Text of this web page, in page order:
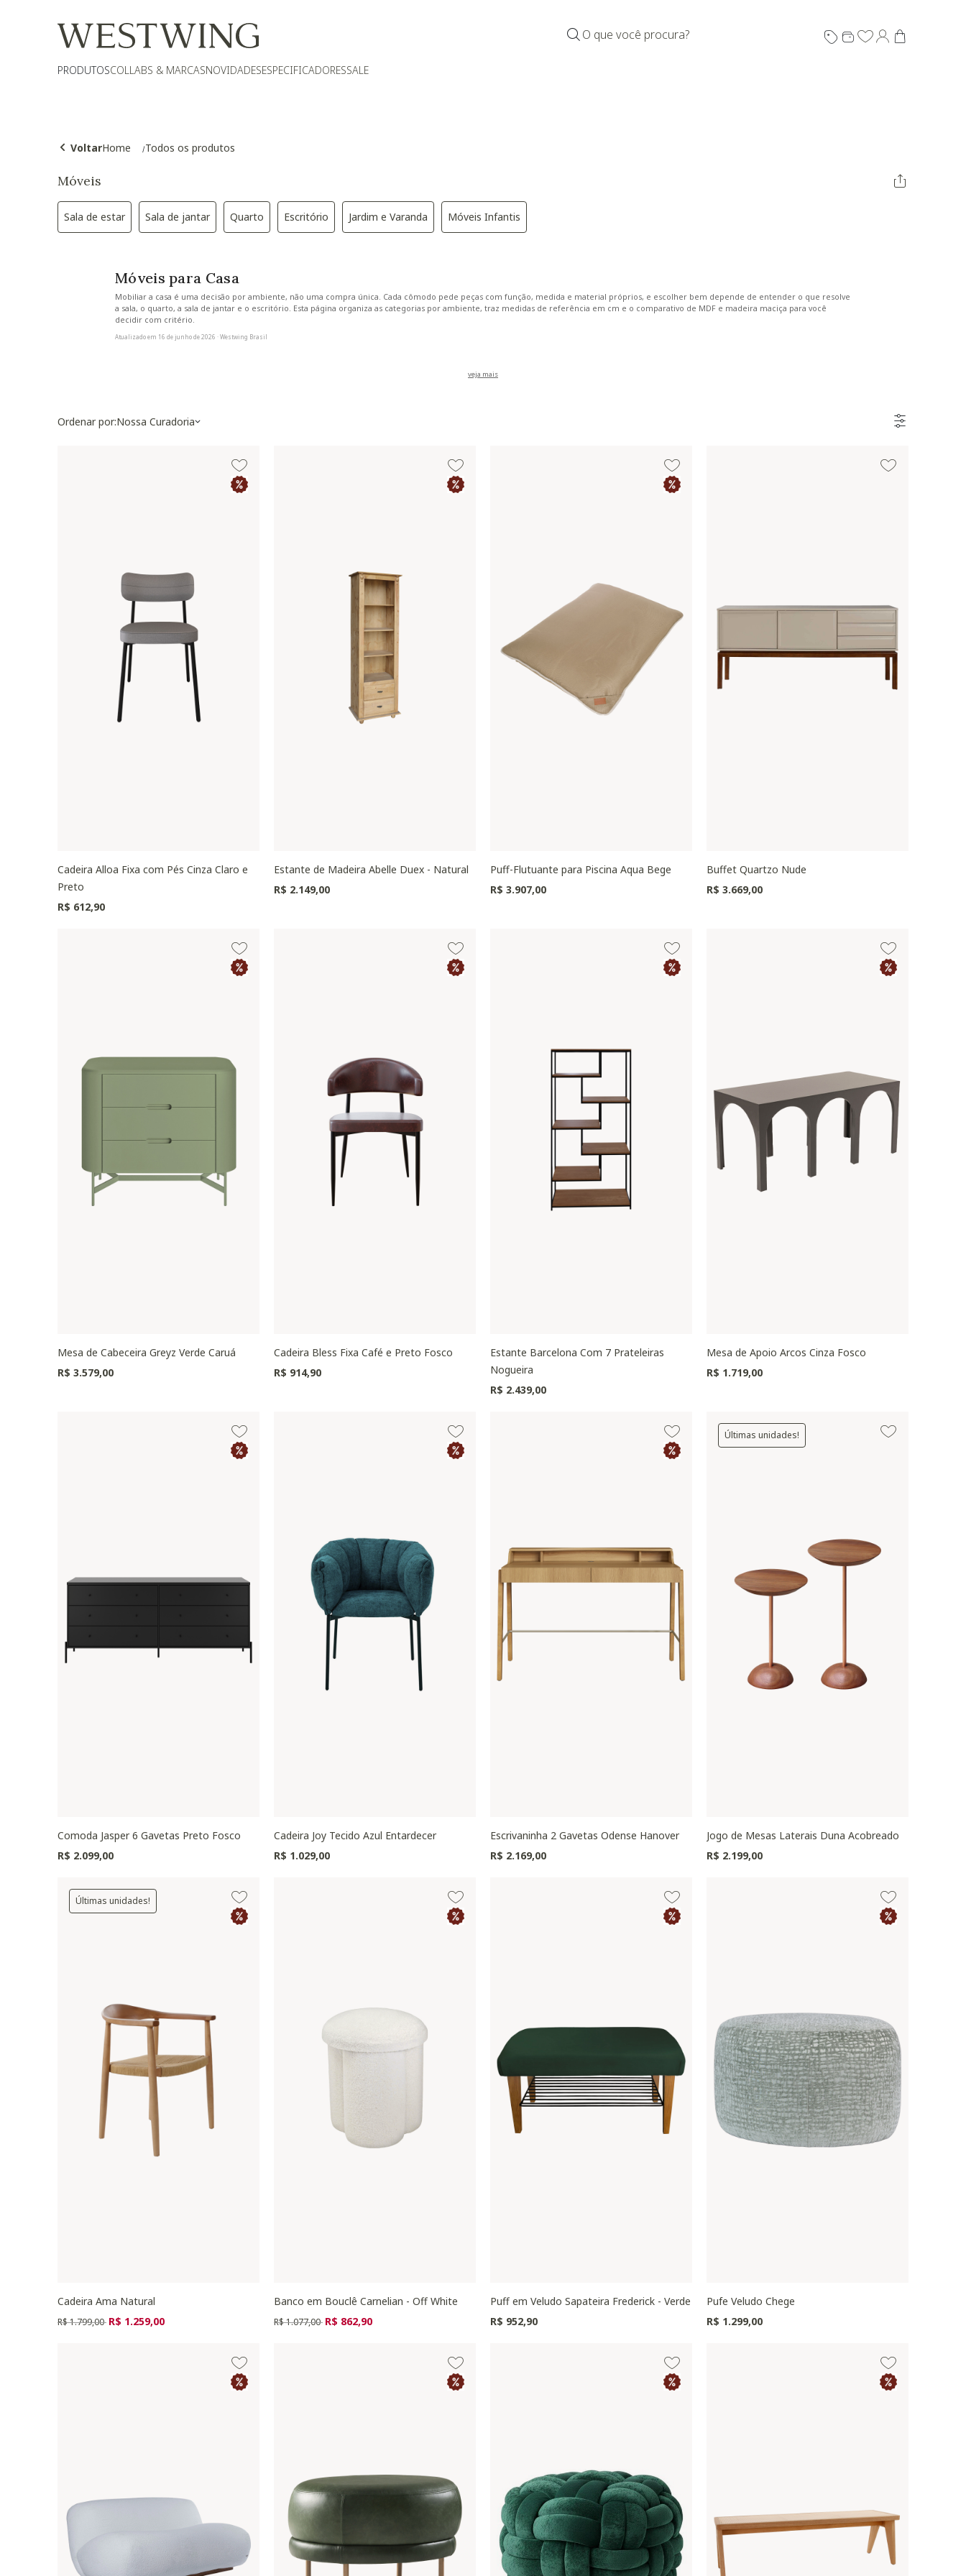
O que você procura?
PRODUTOSCOLLABS & MARCASNOVIDADESESPECIFICADORESSALE
VoltarHome Todos os produtos
Móveis
Sala de estarRefinar por Categoria: Sala de estar
Sala de jantarRefinar por Categoria: Sala de jantar
QuartoRefinar por Categoria: Quarto
EscritórioRefinar por Categoria: Escritório
Jardim e VarandaRefinar por Categoria: Jardim e Varanda
Móveis InfantisRefinar por Categoria: Móveis Infantis
Móveis para Casa
Mobiliar a casa é uma decisão por ambiente, não uma compra única. Cada cômodo pede peças com função, medida e material próprios, e escolher bem depende de entender o que resolve
a sala, o quarto, a sala de jantar e o escritório. Esta página organiza as categorias por ambiente, traz medidas de referência em cm e o comparativo de MDF e madeira maciça para você
decidir com critério.
Atualizado em 16 de junho de 2026 · Westwing Brasil
Ordenar por:Nossa Curadoria
Cadeira Alloa Fixa com Pés Cinza Claro e
Preto
R$ 612,90
Estante de Madeira Abelle Duex - Natural
R$ 2.149,00
Puff-Flutuante para Piscina Aqua Bege
R$ 3.907,00
Buffet Quartzo Nude
R$ 3.669,00
Mesa de Cabeceira Greyz Verde Caruá
R$ 3.579,00
Cadeira Bless Fixa Café e Preto Fosco
R$ 914,90
Estante Barcelona Com 7 Prateleiras
Nogueira
R$ 2.439,00
Mesa de Apoio Arcos Cinza Fosco
R$ 1.719,00
Comoda Jasper 6 Gavetas Preto Fosco
R$ 2.099,00
Cadeira Joy Tecido Azul Entardecer
R$ 1.029,00
Escrivaninha 2 Gavetas Odense Hanover
R$ 2.169,00
Últimas unidades!
Jogo de Mesas Laterais Duna Acobreado
R$ 2.199,00
Últimas unidades!
Cadeira Ama Natural
Preço reduzido de
R$ 1.799,00 para
R$ 1.259,00
Banco em Bouclê Carnelian - Off White
Preço reduzido de
R$ 1.077,00 para
R$ 862,90
Puff em Veludo Sapateira Frederick - Verde
R$ 952,90
Pufe Veludo Chege
R$ 1.299,00